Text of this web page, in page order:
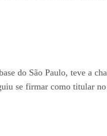
do São Paulo, teve a
se firmar como titular